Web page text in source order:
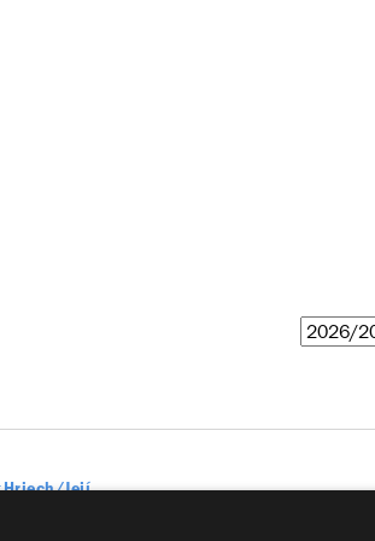
Hriech/Její